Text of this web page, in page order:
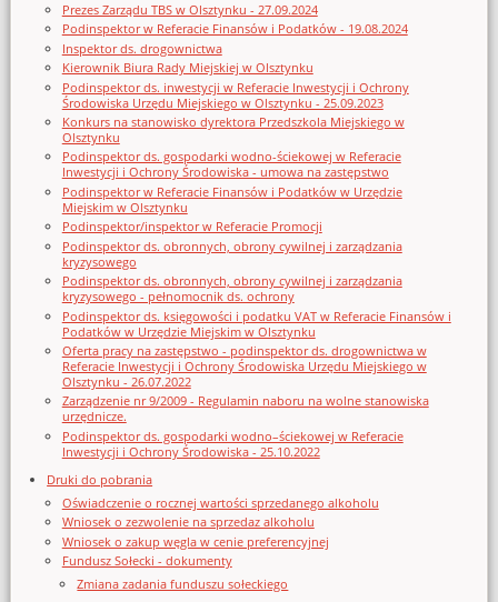
Prezes Zarządu TBS w Olsztynku - 27.09.2024
Podinspektor w Referacie Finansów i Podatków - 19.08.2024
Inspektor ds. drogownictwa
Kierownik Biura Rady Miejskiej w Olsztynku
Podinspektor ds. inwestycji w Referacie Inwestycji i Ochrony
Środowiska Urzędu Miejskiego w Olsztynku - 25.09.2023
Konkurs na stanowisko dyrektora Przedszkola Miejskiego w
Olsztynku
Podinspektor ds. gospodarki wodno-ściekowej w Referacie
Inwestycji i Ochrony Środowiska - umowa na zastępstwo
Podinspektor w Referacie Finansów i Podatków w Urzędzie
Miejskim w Olsztynku
Podinspektor/inspektor w Referacie Promocji
Podinspektor ds. obronnych, obrony cywilnej i zarządzania
kryzysowego
Podinspektor ds. obronnych, obrony cywilnej i zarządzania
kryzysowego - pełnomocnik ds. ochrony
Podinspektor ds. księgowości i podatku VAT w Referacie Finansów i
Podatków w Urzędzie Miejskim w Olsztynku
Oferta pracy na zastępstwo - podinspektor ds. drogownictwa w
Referacie Inwestycji i Ochrony Środowiska Urzędu Miejskiego w
Olsztynku - 26.07.2022
Zarządzenie nr 9/2009 - Regulamin naboru na wolne stanowiska
urzędnicze.
Podinspektor ds. gospodarki wodno–ściekowej w Referacie
Inwestycji i Ochrony Środowiska - 25.10.2022
Druki do pobrania
Oświadczenie o rocznej wartości sprzedanego alkoholu
Wniosek o zezwolenie na sprzedaz alkoholu
Wniosek o zakup węgla w cenie preferencyjnej
Fundusz Sołecki - dokumenty
Zmiana zadania funduszu sołeckiego